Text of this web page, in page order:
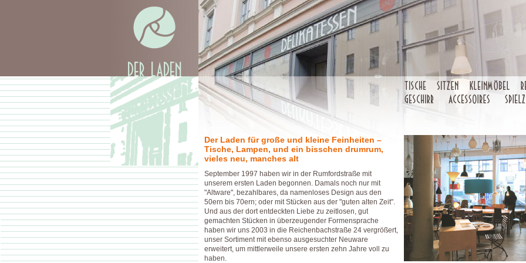
Der Laden für große und kleine Feinheiten –
Tische, Lampen, und ein bisschen drumrum,
vieles neu, manches alt
September 1997 haben wir in der Rumfordstraße mit
unserem ersten Laden begonnen. Damals noch nur mit
"Altware", bezahlbares, da namenloses Design aus den
50ern bis 70ern; oder mit Stücken aus der "guten alten Zeit".
Und aus der dort entdeckten Liebe zu zeitlosen, gut
gemachten Stücken in überzeugender Formensprache
haben wir uns 2003 in die Reichenbachstraße 24 vergrößert,
unser Sortiment mit ebenso ausgesuchter Neuware
erweitert, um mittlerweile unsere ersten zehn Jahre voll zu
haben.